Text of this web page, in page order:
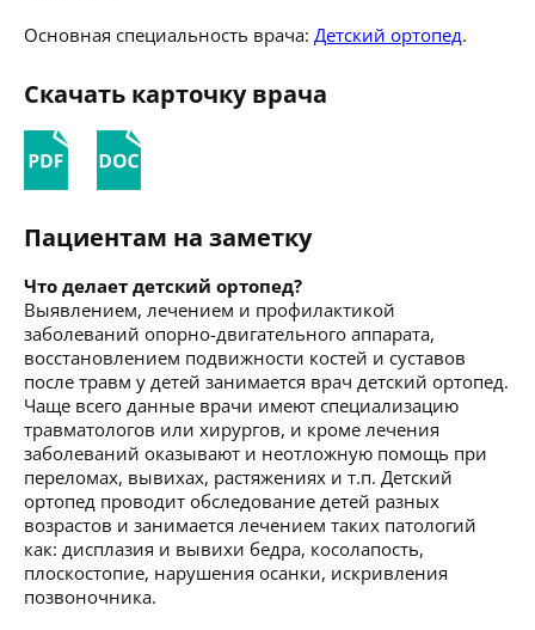
Основная специальность врача: Детский ортопед.
Скачать карточку врача
Пациентам на заметку
Что делает детский ортопед?
Выявлением, лечением и профилактикой
заболеваний опорно-двигательного аппарата,
восстановлением подвижности костей и суставов
после травм у детей занимается врач детский ортопед.
Чаще всего данные врачи имеют специализацию
травматологов или хирургов, и кроме лечения
заболеваний оказывают и неотложную помощь при
переломах, вывихах, растяжениях и т.п. Детский
ортопед проводит обследование детей разных
возрастов и занимается лечением таких патологий
как: дисплазия и вывихи бедра, косолапость,
плоскостопие, нарушения осанки, искривления
позвоночника.